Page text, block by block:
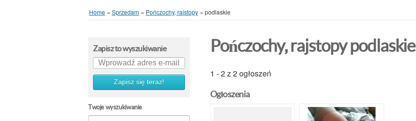
Home » Sprzedam » Pończochy, rajstopy » podlaskie
Zapisz to wyszukiwanie
Zapisz się teraz!
Twoje wyszukiwanie
Pończochy, rajstopy podlaskie
1 - 2 z 2 ogłoszeń
Ogłoszenia